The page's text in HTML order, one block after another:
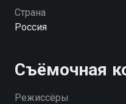
Посмотреть онлайн 2
разведемся! вы
Страна
Россия
Съёмочная
Режиссёры